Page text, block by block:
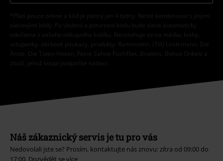
*Platí pouze online a kód je platný jen 4 týdny. Nelze kombinovat s jinými
slevovými kódy. Po vložení a potvrzení kódu bude sleva automaticky
odečtena z vašeho nákupního košíku. Nevztahuje se na média, knihy,
vstupenky, dárkové poukazy, produkty: Rammstein, (Till) Lindemann, Die
Ärzte, Die Toten Hosen, Feine Sahne Fischfilet, Broilers, Böhse Onkelz a
zboží, jehož koupí podpoříte nadaci.
Náš zákaznický servis je tu pro vás
Nedovolali jste se? Prosím, kontaktujte nás znovu: zítra od 09:00 do
17:00. Dozvědět se více